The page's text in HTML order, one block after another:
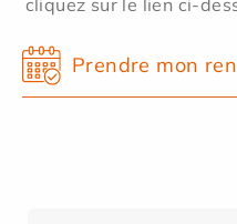
Prendre mon